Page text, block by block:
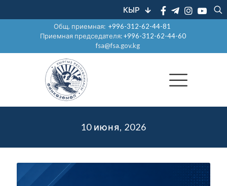
КЫР
Общ. приемная:+996-312-62-44-81
Приемная председателя:+996-312-62-44-60
fsa@fsa.gov.kg
10 июня, 2026